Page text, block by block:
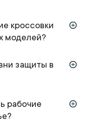
кроссовки
моделей?
защиты в
рабочие